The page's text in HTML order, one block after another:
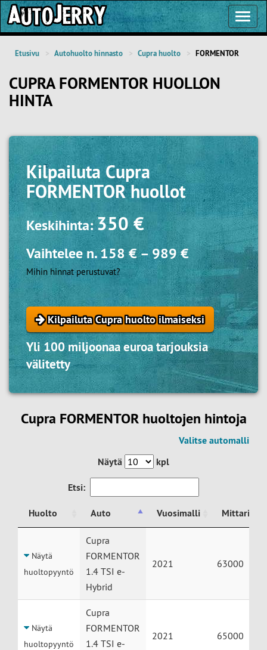
Etusivu Autohuolto hinnasto Cupra huolto FORMENTOR
CUPRA FORMENTOR HUOLLON
HINTA
KilpailutaCupra
FORMENTOR huollot
Keskihinta:350 €
Vaihtelee n.158 €–989 €
Mihin hinnat perustuvat?
Kilpailuta Cupra huolto ilmaiseksi
Yli 100 miljoonaa euroa tarjouksia
välitetty
Cupra FORMENTOR huoltojen hintoja
Valitse automalli
Näytä
kpl
Etsi:
Huolto Auto Vuosimalli
Auto
Näytä
huoltopyyntö
Cupra
FORMENTOR
1.4 TSI e-
Hybrid
2021 63000
Näytä
huoltopyyntö
Cupra
FORMENTOR
1.4 TSI e-
2021 65000